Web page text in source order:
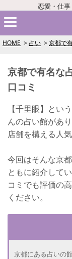
恋愛・仕
HOME 占い 京都で
京都で有名な
口コミ
【千里眼】とい
んの占い館があ
店舗を構える人
今回はそんな京
ともに紹介して
コミでも評価の
ください。
京都にある占いの